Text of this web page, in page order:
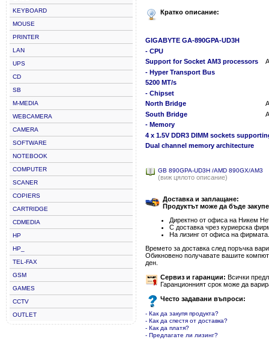
KEYBOARD
MOUSE
PRINTER
LAN
UPS
CD
SB
M-MEDIA
WEBCAMERA
CAMERA
SOFTWARE
NOTEBOOK
COMPUTER
SCANER
COPIERS
CARTRIDGE
CDMEDIA
HP
HP_
TEL-FAX
GSM
GAMES
CCTV
OUTLET
Кратко описание:
GIGABYTE GA-890GPA-UD3H
- CPU
Support for Socket AM3 processors
- Hyper Transport Bus
5200 MT/s
- Chipset
North Bridge
South Bridge
- Memory
4 x 1.5V DDR3 DIMM sockets
Dual channel memory architecture
GB 890GPA-UD3H /AMD 890GX/AM3
(виж цялото описание)
Доставка и заплащане:
Продуктът може да бъде
Директно от офиса на Никем
С доставка чрез куриерска
На лизинг от офиса на фирмата.
Времето за доставка след поръчка
Обикновено получавате вашите
ден.
Сервиз и гаранции: Всички
Гаранционният срок може да
Често задавани въпроси:
- Как да закупя продукта?
- Как да спестя от доставка?
- Как да платя?
- Предлагате ли лизинг?